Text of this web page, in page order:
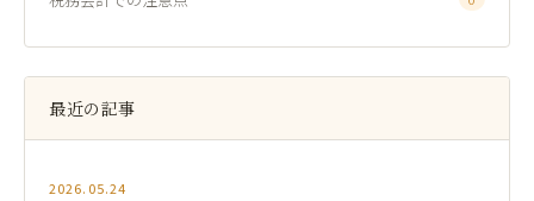
最近の記事
2026.05.24